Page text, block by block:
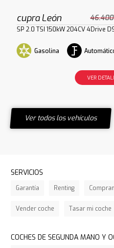
cupra León
SP 2.0 TSI 150kW 204CV 4Drive
Gasolina
VER
Ver todos los vehículos
SERVICIOS
Garantía Renting
Vender coche Tasar mi coche
COCHES DE SEGUNDA MANO Y